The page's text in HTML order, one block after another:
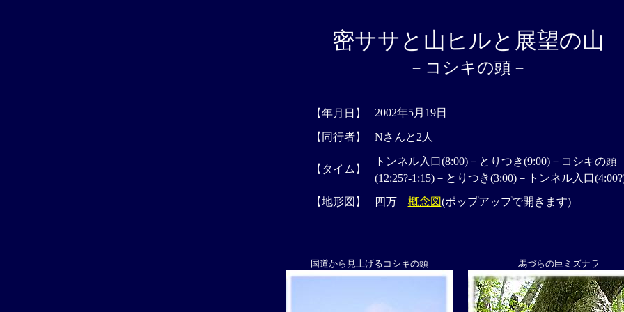
密ササと山ヒルと展望の山
－コシキの頭－
【年月日】 2002年5月19日
【同行者】 Nさんと2人
【タイム】
トンネル入口(8:00)－とりつき(9:00)－コシキの頭
(12:25?-1:15)－とりつき(3:00)－トンネル入口
【地形図】
四万 概念図(ポップアップで開きます)
国道から見上げるコシキの頭 馬づらの巨ミズナラ